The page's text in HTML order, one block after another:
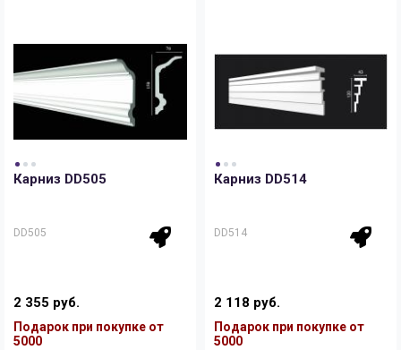
Карниз DD505
DD505
2 355 руб.
Подарок при покупке от
5000
Карниз DD514
DD514
2 118 руб.
Подарок при покупке от
5000